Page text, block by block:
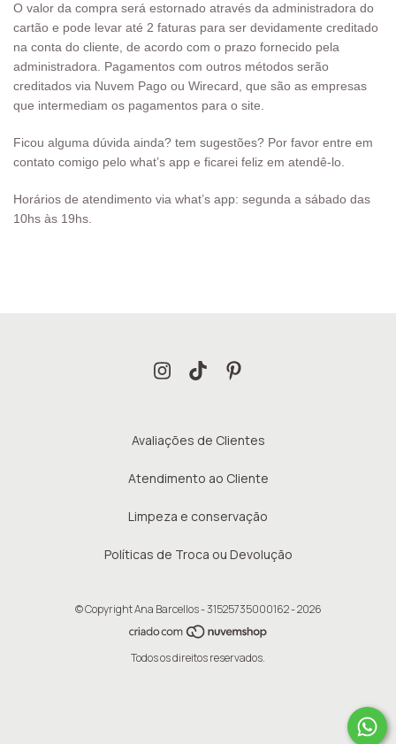
O valor da compra será estornado através da administradora do
cartão e pode levar até 2 faturas para ser devidamente creditado
na conta do cliente, de acordo com o prazo fornecido pela
administradora. Pagamentos com outros métodos serão
creditados via Nuvem Pago ou Wirecard, que são as empresas
que intermediam os pagamentos para o site.
Ficou alguma dúvida ainda? tem sugestões? Por favor entre em
contato comigo pelo what’s app e ficarei feliz em atendê-lo.
Horários de atendimento via what’s app: segunda a sábado das
10hs às 19hs.
Avaliações de Clientes
Atendimento ao Cliente
Limpeza e conservação
Políticas de Troca ou Devolução
© Copyright Ana Barcellos - 31525735000162 - 2026
Todos os direitos reservados.